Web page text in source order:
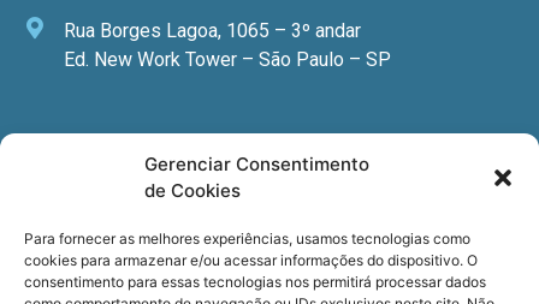
Gerenciar Consentimento
de Cookies
Para fornecer as melhores experiências, usamos tecnologias como
cookies para armazenar e/ou acessar informações do dispositivo. O
consentimento para essas tecnologias nos permitirá processar dados
Rua Borges Lagoa, 1065 – 3º andar
Ed. New Work Tower – São Paulo – SP
Newsletter
especializadas, cursos e eventos?
Registre seu email.